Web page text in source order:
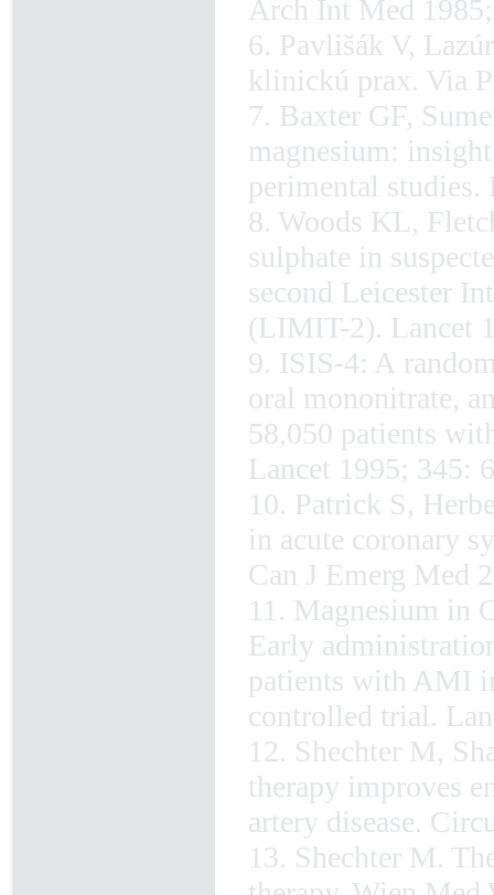
Arch Int Med
6. Pavlišák V,
klinickú prax. Via
7. Baxter GF,
magnesium:
perimental
8. Woods KL,
sulphate in
second Leicester
(LIMIT-2). Lancet
9. ISIS-4: A
oral mononitrate,
58,050 patients
Lancet 1995; 345:
10. Patrick S,
in acute coronary
Can J Emerg Med
11. Magnesium in
Early
patients with AMI
controlled trial.
12. Shechter M,
therapy improves
artery disease.
13. Shechter M.